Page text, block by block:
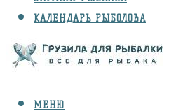
КАЛЕНДАРЬ РЫБОЛОВА
СНАРЯЖЕНИЕ
МЕНЮ